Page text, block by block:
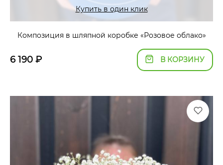
Купить в один клик
Композиция в шляпной коробке «Розовое облако»
6 190 ₽ В КОРЗИНУ